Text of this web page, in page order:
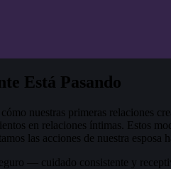
Está Pasando
nuestras primeras relaciones
en relaciones íntimas. Estos
las acciones de nuestra esposa
— cuidado consistente y